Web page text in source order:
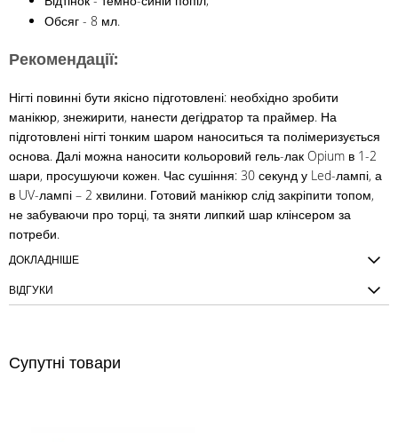
Обсяг - 8 мл.
Рекомендації:
Нігті повинні бути якісно підготовлені: необхідно зробити
манікюр, знежирити, нанести дегідратор та праймер. На
підготовлені нігті тонким шаром наноситься та полімеризується
основа. Далі можна наносити кольоровий гель-лак Opium в 1-2
шари, просушуючи кожен. Час сушіння: 30 секунд у Led-лампі, а
в UV-лампі – 2 хвилини. Готовий манікюр слід закріпити топом,
не забуваючи про торці, та зняти липкий шар клінсером за
потреби.
ДОКЛАДНІШЕ
ВІДГУКИ
Супутні товари